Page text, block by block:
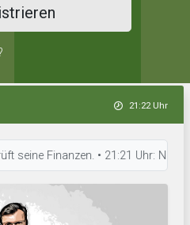
21:22 Uhr
Finanzen. • 21:21 Uhr: NK